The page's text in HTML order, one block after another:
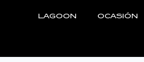
LAGOON OCASIÓN